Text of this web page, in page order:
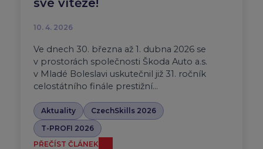
10. 4. 2026
Ve dnech 30. března až 1. dubna 2026 se
v prostorách společnosti Škoda Auto a.s.
v Mladé Boleslavi uskutečnil již 31. ročník
celostátního finále prestižní…
Aktuality
CzechSkills 2026
T-PROFI 2026
PŘEČÍST ČLÁNEK